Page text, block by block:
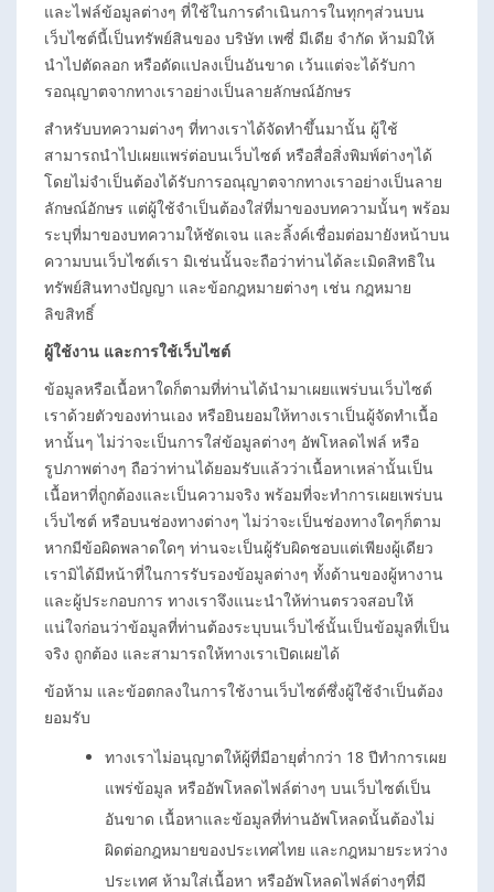
และไฟล์ข้อมูลต่างๆ ที่ใช้ในการดำเนินการในทุกๆส่วนบน
เว็บไซต์นี้เป็นทรัพย์สินของ บริษัท เพซี่ มีเดีย จำกัด ห้ามมิให้
นำไปตัดลอก หรือดัดแปลงเป็นอันขาด เว้นแต่จะได้รับกา
รอณุญาตจากทางเราอย่างเป็นลายลักษณ์อักษร
สำหรับบทความต่างๆ ที่ทางเราได้จัดทำขึ้นมานั้น ผู้ใช้
สามารถนำไปเผยแพร่ต่อบนเว็บไซต์ หรือสื่อสิ่งพิมพ์ต่างๆได้
โดยไม่จำเป็นต้องได้รับการอณุญาตจากทางเราอย่างเป็นลาย
ลักษณ์อักษร แต่ผู้ใช้จำเป็นต้องใส่ที่มาของบทความนั้นๆ พร้อม
ระบุที่มาของบทความให้ชัดเจน และลิ้งค์เชื่อมต่อมายังหน้าบน
ความบนเว็บไซต์เรา มิเช่นนั้นจะถือว่าท่านได้ละเมิดสิทธิใน
ทรัพย์สินทางปัญญา และข้อกฎหมายต่างๆ เช่น กฎหมาย
ลิขสิทธิ์
ผู้ใช้งาน และการใช้เว็บไซต์
ข้อมูลหรือเนื้อหาใดก็ตามที่ท่านได้นำมาเผยแพร่บนเว็บไซต์
เราด้วยตัวของท่านเอง หรือยินยอมให้ทางเราเป็นผู้จัดทำเนื้อ
หานั้นๆ ไม่ว่าจะเป็นการใส่ข้อมูลต่างๆ อัพโหลดไฟล์ หรือ
รูปภาพต่างๆ ถือว่าท่านได้ยอมรับแล้วว่าเนื้อหาเหล่านั้นเป็น
เนื้อหาที่ถูกต้องและเป็นความจริง พร้อมที่จะทำการเผยเพร่บน
เว็บไซต์ หรือบนช่องทางต่างๆ ไม่ว่าจะเป็นช่องทางใดๆก็ตาม
หากมีข้อผิดพลาดใดๆ ท่านจะเป็นผู้รับผิดชอบแต่เพียงผู้เดียว
เรามิได้มีหน้าที่ในการรับรองข้อมูลต่างๆ ทั้งด้านของผู้หางาน
และผู้ประกอบการ ทางเราจึงแนะนำให้ท่านตรวจสอบให้
แน่ใจก่อนว่าข้อมูลที่ท่านต้องระบุบนเว็บไซ์นั้นเป็นข้อมูลที่เป็น
จริง ถูกต้อง และสามารถให้ทางเราเปิดเผยได้
ข้อห้าม และข้อตกลงในการใช้งานเว็บไซต์ซึ่งผู้ใช้จำเป็นต้อง
ยอมรับ
ทางเราไม่อนุญาตให้ผู้ที่มีอายุต่ำกว่า 18 ปีทำการเผย
แพร่ข้อมูล หรืออัพโหลดไฟล์ต่างๆ บนเว็บไซต์เป็น
อันขาด เนื้อหาและข้อมูลที่ท่านอัพโหลดนั้นต้องไม่
ผิดต่อกฎหมายของประเทศไทย และกฎหมายระหว่าง
ประเทศ ห้ามใส่เนื้อหา หรืออัพโหลดไฟล์ต่างๆที่มี